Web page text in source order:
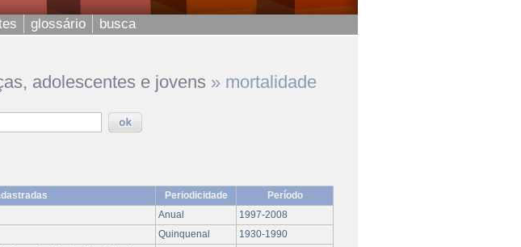
glossário busca
adolescentes e jovens » mortalidade
Periodicidade
Período
Anual
1997-2008
Quinquenal 1930-1990